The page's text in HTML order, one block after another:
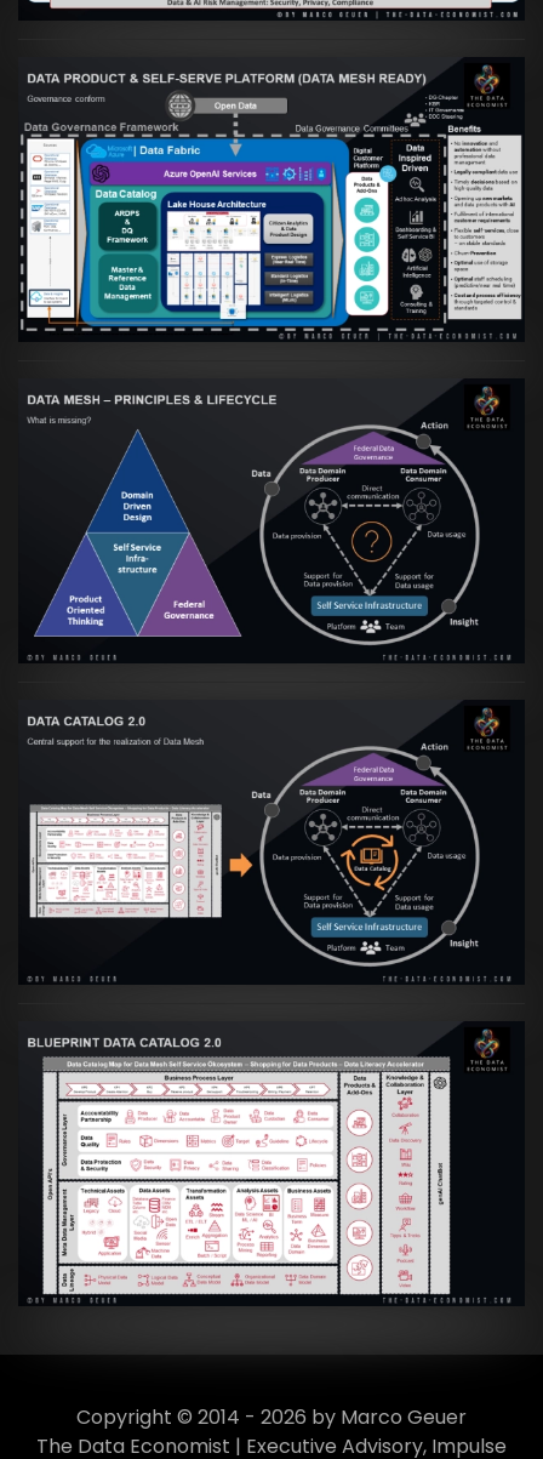
Artikel:Warum eine Data Governance
orientierte Data Fabric essenziell für
skalierbare qualitative Datenprodukte ist
VIEW
Artikel:Data Mesh Ökosysteme: Die
Transformation zur Data Inspired Human
Culture
VIEW
Artikel:Data Mesh Ökosysteme: Die
Transformation zur Data Inspired Human
Culture
VIEW
Artikel:Data Mesh Ökosysteme: Die
Transformation zur Data Inspired Human
Culture
VIEW
Copyright © 2014 - 2026 by Marco Geuer
The Data Economist | Executive Advisory, Impulse